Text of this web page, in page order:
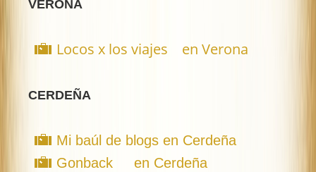
VERONA
Locos x los viajes en Verona
CERDEÑA
Mi baúl de blogs en Cerdeña
Gonback en Cerdeña